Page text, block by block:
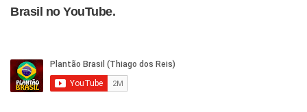
Brasil no YouTube.